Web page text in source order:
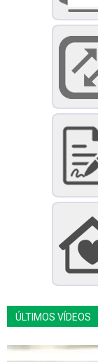
ÚLTIMOS VÍDEOS